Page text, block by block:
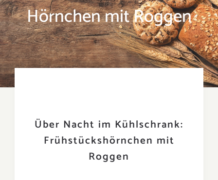
Hörnchen mit Roggen
Über Nacht im Kühlschrank:
Frühstückshörnchen mit
Roggen